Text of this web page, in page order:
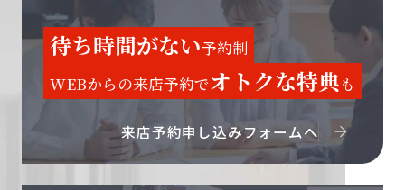
待ち時間がない予約制
WEBからの来店予約でオトクな特典も
来店予約申し込みフォームへ